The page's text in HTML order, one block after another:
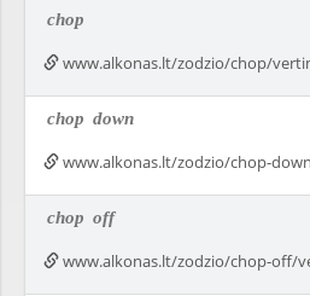
chop
www.alkonas.lt/zodzio/chop/
chop down
www.alkonas.lt/zodzio/chop-
chop off
www.alkonas.lt/zodzio/chop-off/